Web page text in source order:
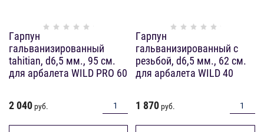
Гарпун
гальванизированный
tahitian, d6,5 мм., 95 см.
для арбалета WILD PRO 60
2 040 руб.
Гарпун
гальванизированный с
резьбой, d6,5 мм., 62 см.
для арбалета WILD 40
1 870 руб.